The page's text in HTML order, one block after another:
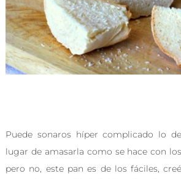
Puede sonaros híper complicado lo
lugar de amasarla como se hace con
pero no, este pan es de los fáciles,